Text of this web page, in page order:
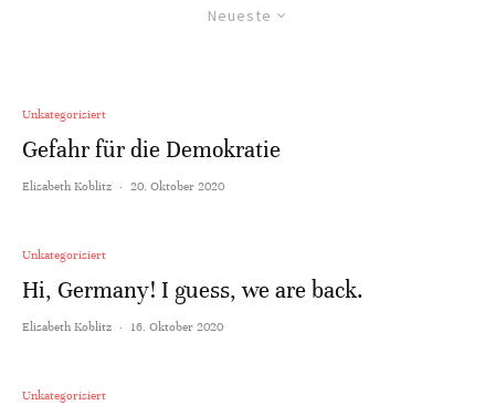
Neueste
Unkategorisiert
Gefahr für die Demokratie
Elisabeth Koblitz · 20. Oktober 2020
Unkategorisiert
Hi, Germany! I guess, we are back.
Elisabeth Koblitz · 16. Oktober 2020
Unkategorisiert